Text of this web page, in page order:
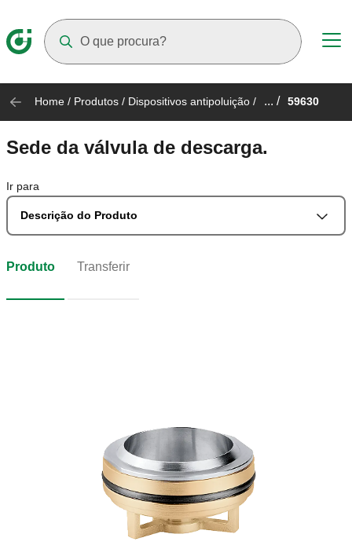
Home / Produtos / Dispositivos antipoluição / ... / 59630
Sede da válvula de descarga.
Ir para
Descrição do Produto
Produto Transferir